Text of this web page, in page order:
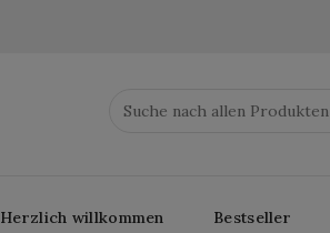
Herzlich willkommen Bestseller